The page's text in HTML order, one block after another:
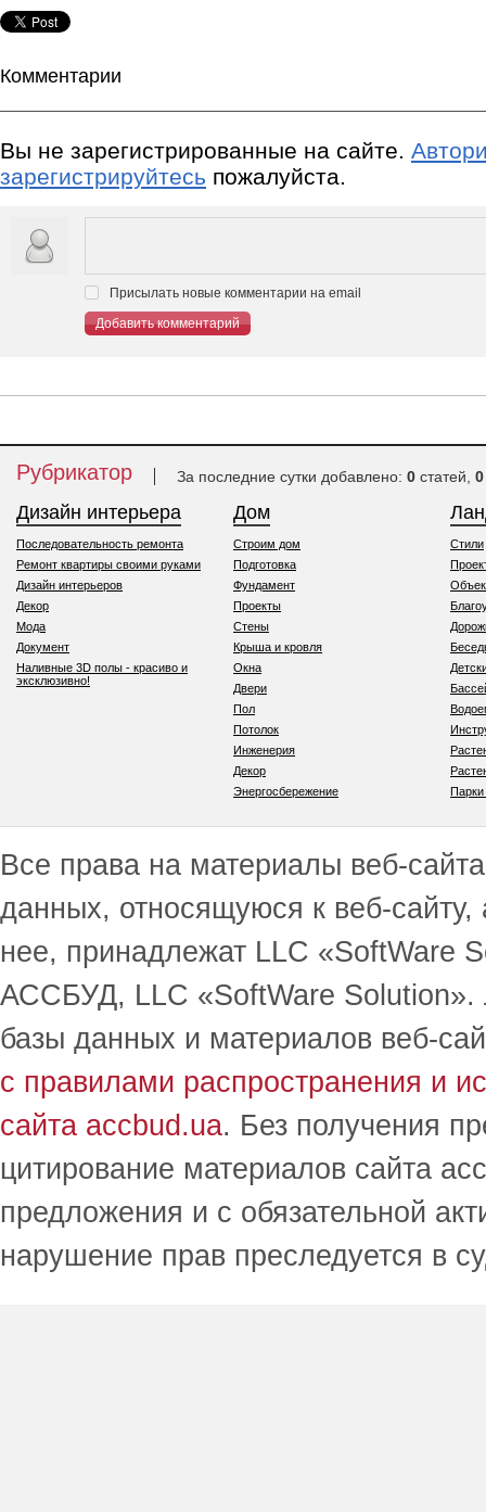
Комментарии
Вы не зарегистрированные на сайте.
зарегистрируйтесь пожалуйста.
Присылать новые комментарии на email
Добавить комментарий
Рубрикатор За последние сутки добавлено: 0 статей, 0
Дизайн интерьера
Последовательность ремонта
Ремонт квартиры своими руками
Дизайн интерьеров
Декор
Мода
Документ
Наливные 3D полы - красиво и
эксклюзивно!
Дом
Строим дом
Подготовка
Фундамент
Проекты
Стены
Крыша и кровля
Окна
Двери
Пол
Потолок
Инженерия
Декор
Энергосбережение
Стили
Все права на материалы веб-
данных, относящуюся к веб-
нее, принадлежат LLC
АССБУД, LLC «SoftWare Solution».
базы данных и материалов веб-
с правилами распространения и
сайта accbud.ua. Без получения
цитирование материалов сайта
предложения и с обязательной
нарушение прав преследуется в